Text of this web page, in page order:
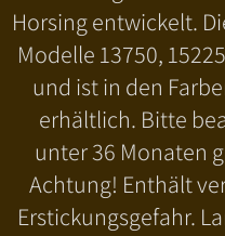
Horsing entwickelt.
Modelle 13750,
und ist in den
erhältlich. Bitte
unter 36 Monaten
Achtung! Enthält
Erstickungsgefahr.